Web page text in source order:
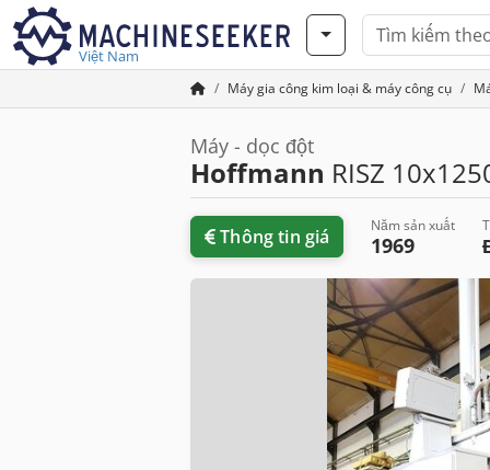
Việt Nam
Máy gia công kim loại & máy công cụ
Máy - dọc đột
Hoffmann RISZ
Thông tin giá Năm sản xuất
1969